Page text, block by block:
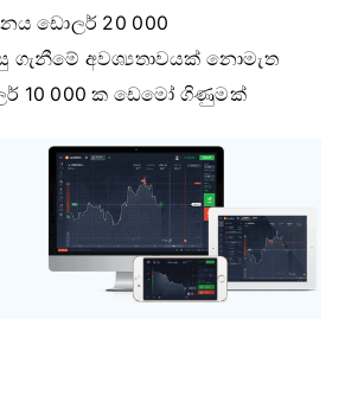
ඩොලර් 20 000
ගැනීමේ අවශ්‍යතාවයක් නොමැත
10 000 ක ඩෙමෝ ගිණුමක්